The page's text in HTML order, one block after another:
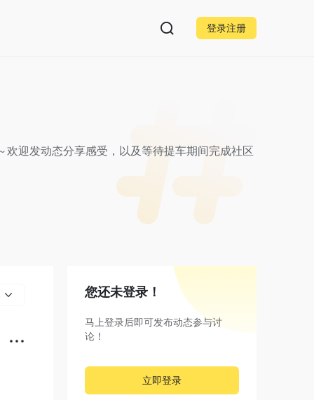
登录注册
迎发动态分享感受，以及等待提车期间完成社区
您还未登录！
马上登录后即可发布动态参与讨
论！
立即登录